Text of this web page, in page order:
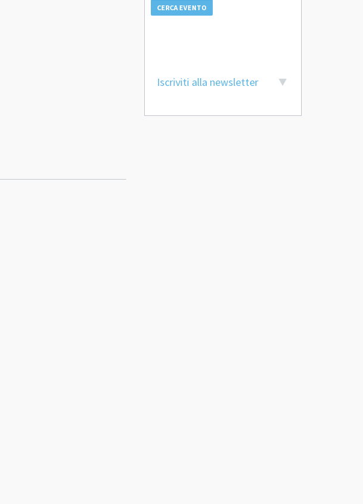
CERCA EVENTO
Iscriviti alla newsletter